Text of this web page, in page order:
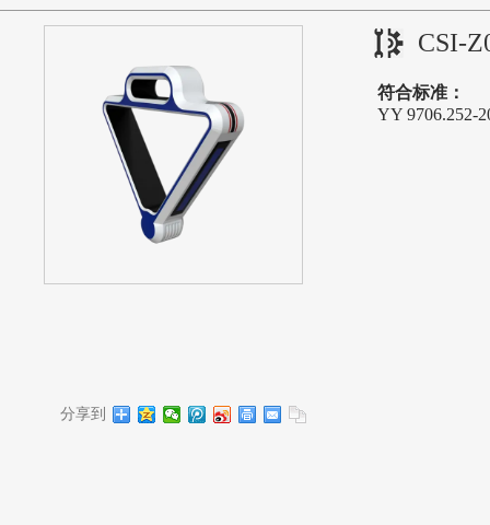
CSI-
分享到
符合标准：
YY 9706.252-